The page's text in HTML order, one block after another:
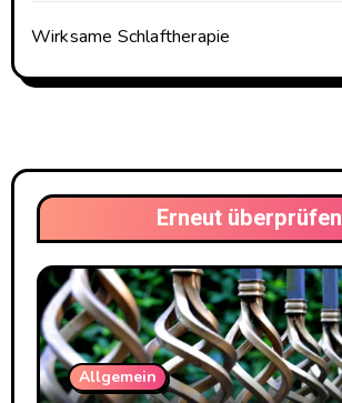
Wirksame Schlaftherapie
Erneut überprüfen
Allgemein